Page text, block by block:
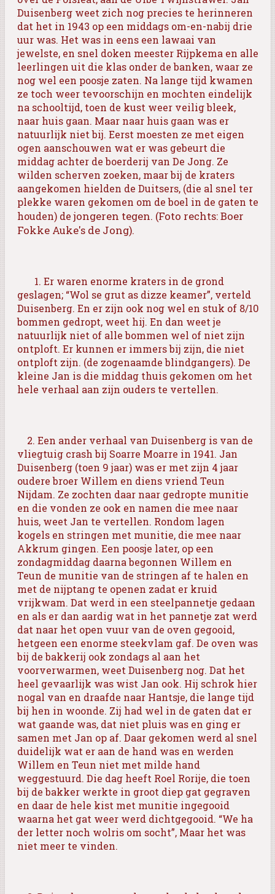
Duisenberg weet zich nog precies te herinneren
dat het in 1943 op een middags om-en-nabij drie
uur was. Het was in eens een lawaai van
jewelste, en snel doken meester Rijpkema en alle
leerlingen uit die klas onder de banken, waar ze
nog wel een poosje zaten. Na lange tijd kwamen
ze toch weer tevoorschijn en mochten eindelijk
na schooltijd, toen de kust weer veilig bleek,
naar huis gaan. Maar naar huis gaan was er
natuurlijk niet bij. Eerst moesten ze met eigen
ogen aanschouwen wat er was gebeurt die
middag achter de boerderij van De Jong. Ze
wilden scherven zoeken, maar bij de kraters
aangekomen hielden de Duitsers, (die al snel ter
plekke waren gekomen om de boel in de gaten te
houden) dejongeren tegen. (Foto rechts: Boer
Fokke Auke's de Jong).
1. Er waren enorme kraters in de grond
geslagen; “Wol se grut as dizze keamer”, verteld
Duisenberg. En er zijn ook nog wel en stuk of 8/10
bommen gedropt, weet hij. En dan weet je
natuurlijk niet of alle bommen wel of niet zijn
ontploft. Er kunnen er immers bij zijn, die niet
ontploft zijn. (de zogenaamde blindgangers). De
kleine Jan is die middag thuis gekomen om het
hele verhaal aan zijn ouders te vertellen.
2. Een ander verhaal van Duisenberg is van de
vliegtuig crash bij Soarre Moarre in 1941. Jan
Duisenberg (toen 9 jaar) was er met zijn 4 jaar
oudere broer Willem en diens vriend Teun
Nijdam. Ze zochten daar naar gedropte munitie
en die vonden ze ook en namen die mee naar
huis, weet Jan te vertellen. Rondom lagen
kogels en stringen met munitie, die mee naar
Akkrum gingen. Een poosje later, op een
zondagmiddag daarna begonnen Willem en
Teun de munitie van de stringen af te halen en
met de nijptang te openen zadat er kruid
vrijkwam. Dat werd in een steelpannetje gedaan
en als er dan aardig wat in het pannetje zat werd
dat naar het open vuur van de oven gegooid,
hetgeen een enorme steekvlam gaf. De oven was
bij de bakkerij ook zondags al aan het
voorverwarmen, weet Duisenberg nog. Dat het
heel gevaarlijk was wist Jan ook. Hij schrok hier
nogal van en draafde naar Hantsje, die lange tijd
bij hen in woonde. Zij had wel in de gaten dat er
wat gaande was, dat niet pluis was en ging er
samen met Jan op af. Daar gekomen werd al snel
duidelijk wat er aan de hand was en werden
Willem en Teun niet met milde hand
weggestuurd. Die dag heeft Roel Rorije, die toen
bij de bakker werkte in groot diep gat gegraven
en daar de hele kist met munitie ingegooid
waarna het gat weer werd dichtgegooid. “We ha
der letter noch wolris om socht”, Maar het was
niet meer te vinden.